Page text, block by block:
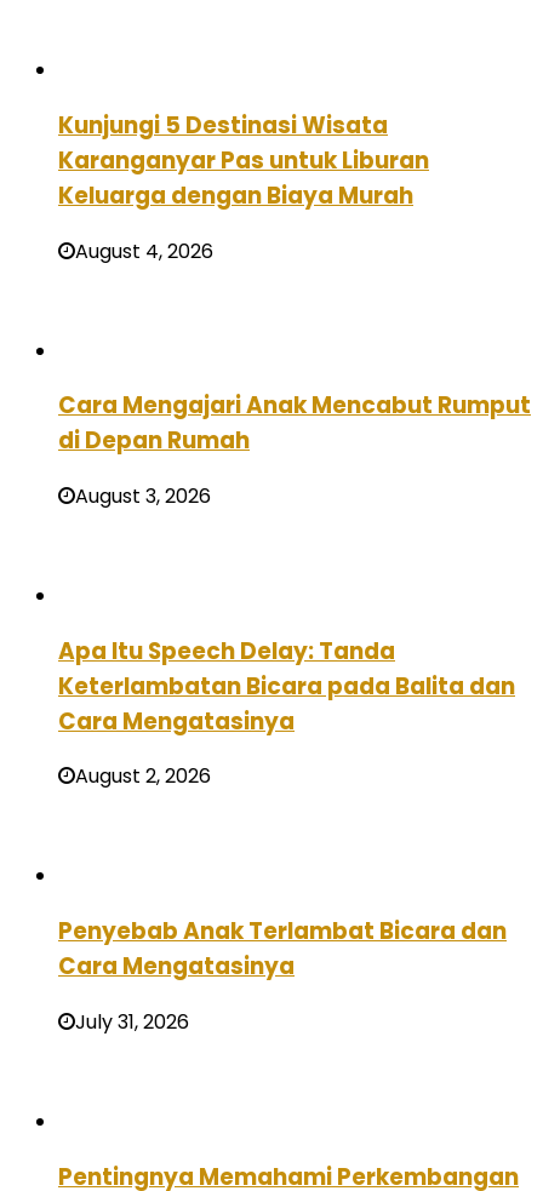
Kunjungi 5 Destinasi Wisata
Karanganyar Pas untuk Liburan
Keluarga dengan Biaya Murah
August 4, 2026
Cara Mengajari Anak Mencabut Rumput
di Depan Rumah
August 3, 2026
Apa Itu Speech Delay: Tanda
Keterlambatan Bicara pada Balita dan
Cara Mengatasinya
August 2, 2026
Penyebab Anak Terlambat Bicara dan
Cara Mengatasinya
July 31, 2026
Pentingnya Memahami Perkembangan